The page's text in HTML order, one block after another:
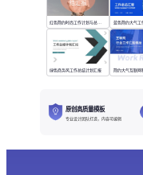
蓝色简约大气工
绿色商务风工作总结计划汇报 简约大气互联网
原创高质量模板
专业设计团队打造，内容可编辑